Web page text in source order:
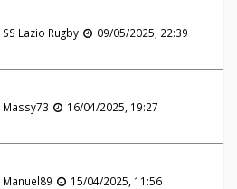
SS Lazio Rugby
09/05/2025, 22:39
Massy73
16/04/2025, 19:27
Manuel89
15/04/2025, 11:56